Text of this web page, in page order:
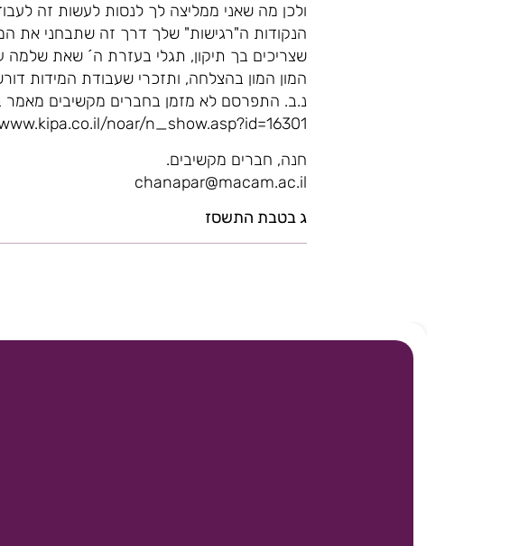
ולכן מה שאני ממליצה לך לנסות לעשות זה
הנקודות ה"רגישות" שלך דרך זה שתבחני את
שצריכים בך תיקון, תגלי בעזרת ה´ שאת
המון המון בהצלחה, ותזכרי שעבודת המידות
נ.ב. התפרסם לא מזמן בחברים מקשיבים
noar/n_show.asp?id=16301
חנה, חברים מקשיבים.
chanapar@macam.ac.il
ג בטבת התשסז